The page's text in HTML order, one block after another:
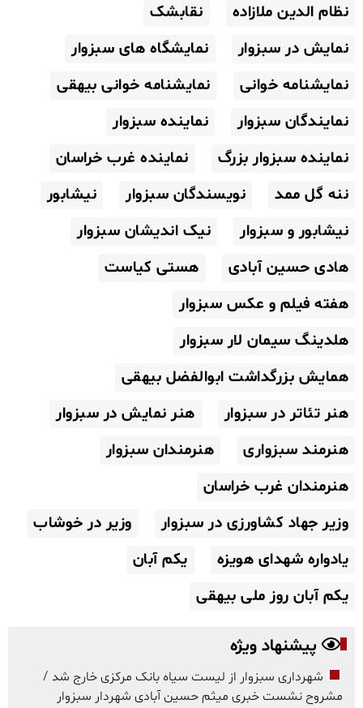
نظام الدین ملازاده
نقابشک
نمایش در سبزوار
نمایشگاه های سبزوار
نمایشنامه خوانی
نمایشنامه خوانی بیهقی
نمایندگان سبزوار
نماینده سبزوار
نماینده سبزوار بزرگ
نماینده غرب خراسان
ننه گل ممد
نویسندگان سبزوار
نیشابور
نیشابور و سبزوار
نیک اندیشان سبزوار
هادی حسین آبادی
هستی کیاست
هفته فیلم و عکس سبزوار
هلدینگ سیمان لار سبزوار
همایش بزرگداشت ابوالفضل بیهقی
هنر تئاتر در سبزوار
هنر نمایش در سبزوار
هنرمند سبزواری
هنرمندان سبزوار
هنرمندان غرب خراسان
وزیر جهاد کشاورزی در سبزوار
وزیر در خوشاب
یادواره شهدای هویزه
یکم آبان
یکم آبان روز ملی بیهقی
پیشنهاد ویژه
شهرداری سبزوار از لیست سیاه بانک مرکزی خارج شد /
مشروح نشست خبری میثم حسین آبادی شهردار سبزوار